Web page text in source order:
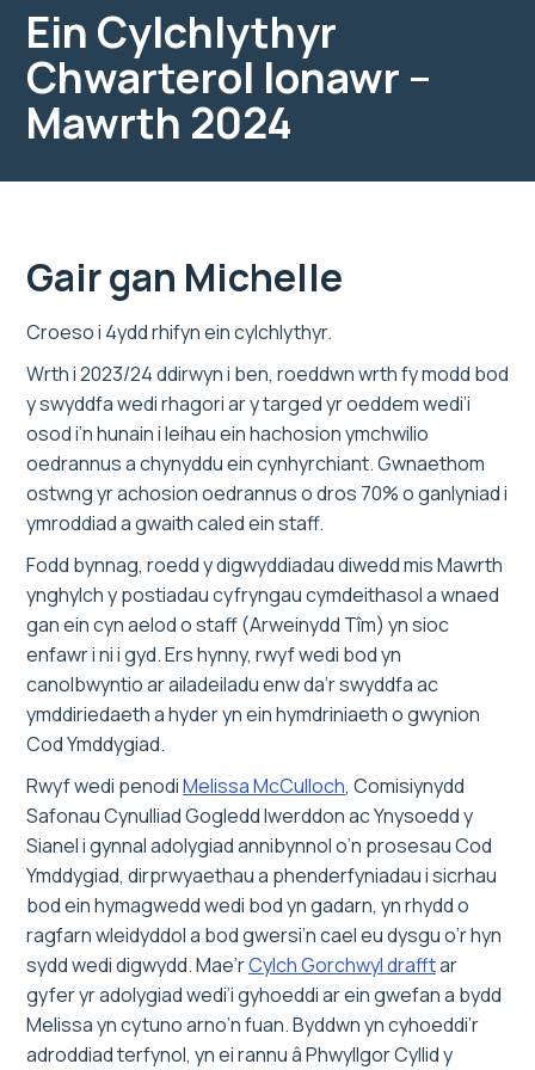
Ein Cylchlythyr
Chwarterol Ionawr –
Mawrth 2024
Gair gan Michelle
Croeso i 4ydd rhifyn ein cylchlythyr.
Wrth i 2023/24 ddirwyn i ben, roeddwn wrth fy modd bod
y swyddfa wedi rhagori ar y targed yr oeddem wedi’i
osod i’n hunain i leihau ein hachosion ymchwilio
oedrannus a chynyddu ein cynhyrchiant. Gwnaethom
ostwng yr achosion oedrannus o dros 70% o ganlyniad i
ymroddiad a gwaith caled ein staff.
Fodd bynnag, roedd y digwyddiadau diwedd mis Mawrth
ynghylch y postiadau cyfryngau cymdeithasol a wnaed
gan ein cyn aelod o staff (Arweinydd Tîm) yn sioc
enfawr i ni i gyd. Ers hynny, rwyf wedi bod yn
canolbwyntio ar ailadeiladu enw da’r swyddfa ac
ymddiriedaeth a hyder yn ein hymdriniaeth o gwynion
Cod Ymddygiad.
Rwyf wedi penodiMelissa McCulloch, Comisiynydd
Safonau Cynulliad Gogledd Iwerddon ac Ynysoedd y
Sianel i gynnal adolygiad annibynnol o’n prosesau Cod
Ymddygiad, dirprwyaethau a phenderfyniadau i sicrhau
bod ein hymagwedd wedi bod yn gadarn, yn rhydd o
ragfarn wleidyddol a bod gwersi’n cael eu dysgu o’r hyn
sydd wedi digwydd. Mae’rCylch Gorchwyl drafftar
gyfer yr adolygiad wedi’i gyhoeddi ar ein gwefan a bydd
Melissa yn cytuno arno’n fuan. Byddwn yn cyhoeddi’r
adroddiad terfynol, yn ei rannu â Phwyllgor Cyllid y